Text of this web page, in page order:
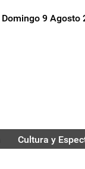
Domingo 9 Agosto
Cultura y